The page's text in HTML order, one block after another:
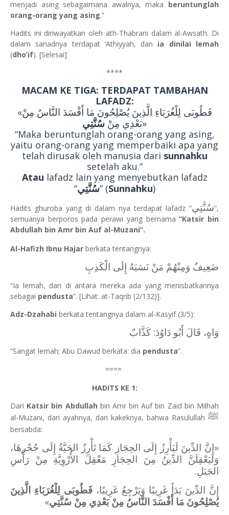
menjadi asing sebagaimana awalnya, maka beruntunglah
orang-orang yang asing.”
Hadits ini diriwayatkan oleh ath-Thabrani dalam al-Awsath. Di
dalam sanadnya terdapat ‘Athiyyah, dan ia dinilai lemah
(dho’if). [Selesai]
****
MACAM KE TIGA: TERDAPAT TAMBAHAN
LAFADZ:
«فَطُوبَى لِلْغُرَبَاءِ الَّذِينَ يُصْلِحُونَ مَا أَفْسَدَ النَّاسُ مِنْ
بَعْدِي مِنْ سُنَّتِي »
“Maka beruntunglah orang-orang yang asing,
yaitu orang-orang yang memperbaiki apa yang
telah dirusak oleh manusia dari sunnahku
setelah aku.”
Atau lafadz lain yang menyebutkan lafadz
“سُنَّتِي” (Sunnahku)
Hadits ghuroba yang di dalam nya terdapat lafadz “سُنَّتِي”,
semuanya berporos pada perawi yang bernama“Katsir bin
Abdullah bin Amr bin Auf al-Muzani”.
Al-Hafizh Ibnu Hajar berkata tentangnya:
ضَعِيفٌ وَمِنْهُمْ مَنْ نَسَبَهُ إِلَى الْكَذِبِ
“Ia lemah, dan di antara mereka ada yang menisbatkannya
sebagai pendusta”. [Lihat: at-Taqrib (2/132)].
Adz-Dzahabi berkata tentangnya dalam al-Kasyif (3/5):
وَاهٍ، قَالَ أَبُو دَاوُدَ: كَذَّابٌ
“Sangat lemah; Abu Dawud berkata: dia pendusta”.
====
HADITS KE 1:
Dari Katsir bin Abdullah bin Amr bin Auf bin Zaid bin Milhah
al-Muzani, dari ayahnya, dari kakeknya, bahwa Rasulullah ﷺ
bersabda:
«إِنَّ الدِّينَ لَيَأْرِزُ إِلَى الحِجَازِ كَمَا تَأْرِزُ الحَيَّةُ إِلَى جُحْرِهَا،
وَلَيَعْقِلَنَّ الدِّينُ مِنَ الحِجَازِ مَعْقِلَ الأُرْوِيَّةِ مِنْ رَأْسِ
الجَبَلِ.
إِنَّ الدِّينَ بَدَأَ غَرِيبًا وَيَرْجِعُ غَرِيبًا، فَطُوبَى لِلْغُرَبَاءِ الَّذِينَ
يُصْلِحُونَ مَا أَفْسَدَ النَّاسُ مِنْ بَعْدِي مِنْ سُنَّتِي»